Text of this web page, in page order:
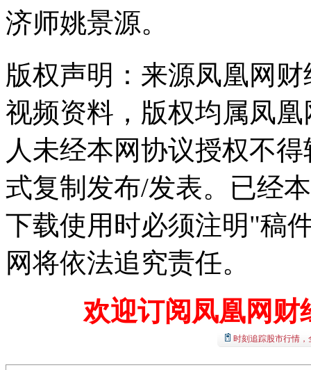
济师姚景源。
版权声明：来源凤凰网
视频资料，版权均属凤
人未经本网协议授权不
式复制发布/发表。已经
下载使用时必须注明"稿
网将依法追究责任。
欢迎订阅凤凰网财
时刻追踪股市行情